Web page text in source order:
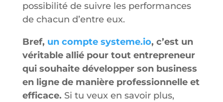
possibilité de suivre les performances
de chacun d’entre eux.
Bref, un compte systeme.io, c’est un
véritable allié pour tout entrepreneur
qui souhaite développer son business
en ligne de manière professionnelle et
efficace. Si tu veux en savoir plus,